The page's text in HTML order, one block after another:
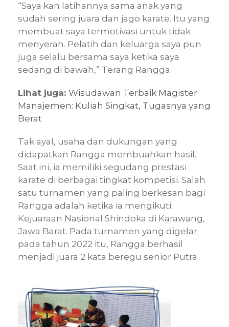
“Saya kan latihannya sama anak yang
sudah sering juara dan jago karate. Itu yang
membuat saya termotivasi untuk tidak
menyerah. Pelatih dan keluarga saya pun
juga selalu bersama saya ketika saya
sedang di bawah,” Terang Rangga.
Lihat juga: Wisudawan Terbaik Magister
Manajemen: Kuliah Singkat, Tugasnya yang
Berat
Tak ayal, usaha dan dukungan yang
didapatkan Rangga membuahkan hasil.
Saat ini, ia memiliki segudang prestasi
karate di berbagai tingkat kompetisi. Salah
satu turnamen yang paling berkesan bagi
Rangga adalah ketika ia mengikuti
Kejuaraan Nasional Shindoka di Karawang,
Jawa Barat. Pada turnamen yang digelar
pada tahun 2022 itu, Rangga berhasil
menjadi juara 2 kata beregu senior Putra.